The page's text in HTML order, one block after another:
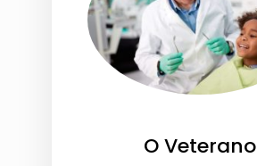
O Veterano